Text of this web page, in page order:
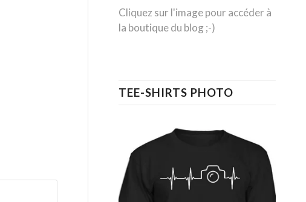
Cliquez sur l'image pour accéder à
la boutique du blog ;-)
TEE-SHIRTS PHOTO